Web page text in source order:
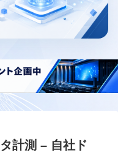
計測 – 自社ド